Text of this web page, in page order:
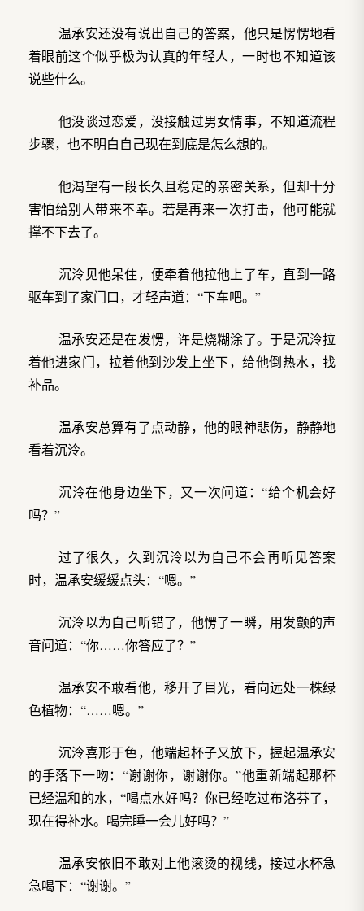
温承安还没有说出自己的答案，他只是愣愣地看
着眼前这个似乎极为认真的年轻人，一时也不知道该
说些什么。
他没谈过恋爱，没接触过男女情事，不知道流程
步骤，也不明白自己现在到底是怎么想的。
他渴望有一段长久且稳定的亲密关系，但却十分
害怕给别人带来不幸。若是再来一次打击，他可能就
撑不下去了。
沉泠见他呆住，便牵着他拉他上了车，直到一路
驱车到了家门口，才轻声道：“下车吧。”
温承安还是在发愣，许是烧糊涂了。于是沉泠拉
着他进家门，拉着他到沙发上坐下，给他倒热水，找
补品。
温承安总算有了点动静，他的眼神悲伤，静静地
看着沉泠。
沉泠在他身边坐下，又一次问道：“给个机会好
吗？”
过了很久，久到沉泠以为自己不会再听见答案
时，温承安缓缓点头：“嗯。”
沉泠以为自己听错了，他愣了一瞬，用发颤的声
音问道：“你……你答应了？”
温承安不敢看他，移开了目光，看向远处一株绿
色植物：“……嗯。”
沉泠喜形于色，他端起杯子又放下，握起温承安
的手落下一吻：“谢谢你，谢谢你。”他重新端起那杯
已经温和的水，“喝点水好吗？你已经吃过布洛芬了，
现在得补水。喝完睡一会儿好吗？”
温承安依旧不敢对上他滚烫的视线，接过水杯急
急喝下：“谢谢。”